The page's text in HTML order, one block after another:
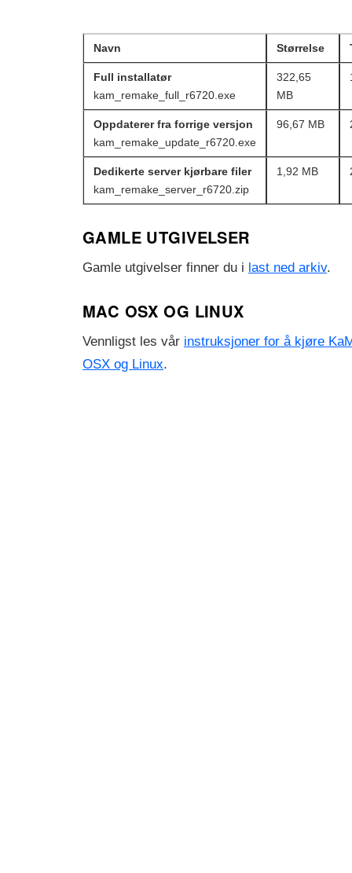
Navn Størrelse
Full installatør
kam_remake_full_r6720.exe
322,65
MB
Oppdaterer fra forrige versjon
kam_remake_update_r6720.exe
96,67 MB
Dedikerte server kjørbare filer
kam_remake_server_r6720.zip
1,92 MB
GAMLE UTGIVELSER
Gamle utgivelser finner du i last ned arkiv.
MAC OSX OG LINUX
Vennligst les vår instruksjoner for å kjøre
OSX og Linux.